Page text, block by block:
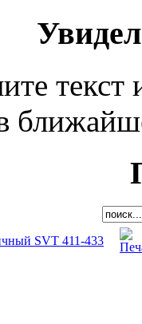
SVT 411-433